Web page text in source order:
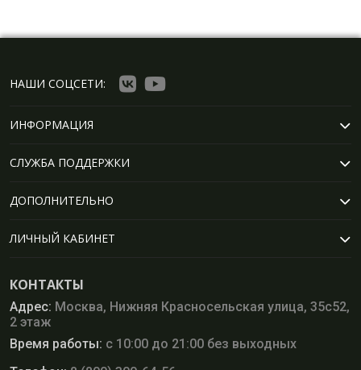
НАШИ СОЦСЕТИ:
ИНФОРМАЦИЯ
СЛУЖБА ПОДДЕРЖКИ
ДОПОЛНИТЕЛЬНО
ЛИЧНЫЙ КАБИНЕТ
КОНТАКТЫ
Адрес: Москва, Нижняя Красносельская улица, 35с52,
2 этаж
Время работы: с 10:00 до 21:00 без выходных